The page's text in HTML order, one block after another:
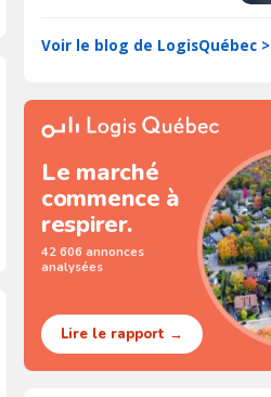
Voir le blog de LogisQuébec >
Le marché
commence à
respirer.
42 606 annonces
analysées
Lire le rapport →